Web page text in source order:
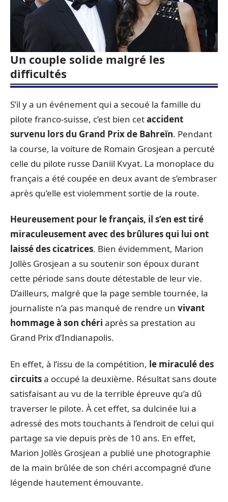
Un couple solide malgré les
difficultés
S’il y a un événement qui a secoué la famille du
pilote franco-suisse, c’est bien cetaccident
survenu lors du Grand Prix de Bahreïn. Pendant
la course, la voiture de Romain Grosjean a percuté
celle du pilote russe Daniil Kvyat. La monoplace du
français a été coupée en deux avant de s’embraser
après qu’elle est violemment sortie de la route.
Heureusement pour le français, il s’en est tiré
miraculeusement avec des brûlures qui lui ont
laissé des cicatrices. Bien évidemment, Marion
Jollès Grosjean a su soutenir son époux durant
cette période sans doute détestable de leur vie.
D’ailleurs, malgré que la page semble tournée, la
journaliste n’a pas manqué de rendre un vivant
hommage à son chéri après sa prestation au
Grand Prix d’Indianapolis.
En effet, à l’issu de la compétition, le miraculé des
circuitsa occupé la deuxième. Résultat sans doute
satisfaisant au vu de la terrible épreuve qu’a dû
traverser le pilote. À cet effet, sa dulcinée lui a
adressé des mots touchants à l’endroit de celui qui
partage sa vie depuis près de 10 ans. En effet,
Marion Jollès Grosjean a publié une photographie
de la main brûlée de son chéri accompagné d’une
légende hautement émouvante.